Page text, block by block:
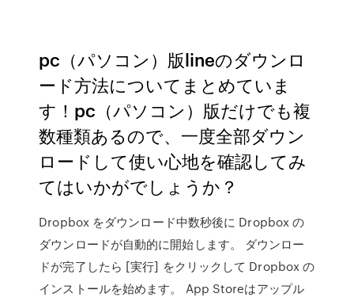
pc（パソコン）版lineのダウンロ
ード方法についてまとめていま
す！pc（パソコン）版だけでも複
数種類あるので、一度全部ダウン
ロードして使い心地を確認してみ
てはいかがでしょうか？
Dropbox をダウンロード中数秒後に Dropbox の
ダウンロードが自動的に開始します。 ダウンロー
ドが完了したら [実行] をクリックして Dropbox の
インストールを始めます。 App Storeはアップル